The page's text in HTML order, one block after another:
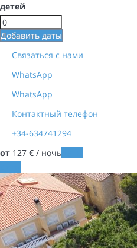
детей
Добавить даты
Связаться с нами
WhatsApp
WhatsApp
Контактный телефон
+34-634741294
от 127 € / ночь